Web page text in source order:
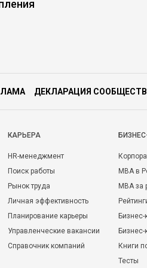
18 384,52
11 480,22
17 096,74
13 587,66
ДЕКЛАРАЦИЯ
КАРЬЕРА
HR-менеджмент
Поиск работы
Рынок труда
Личная эффективность
Планирование карьеры
Управленческие вакансии
Справочник компаний
MBA в
MBA
Бизнес-
Книги
Тесты